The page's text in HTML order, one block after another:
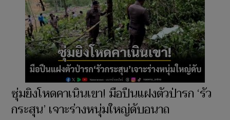
ซุ่มยิงโหดคาเนินเขา! มือปืนแฝงตัวป่ารก ‘รัว
กระสุน’ เจาะร่างหนุ่มใหญ่ดับอนาถ